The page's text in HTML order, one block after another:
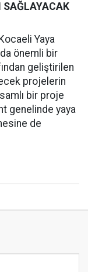
SAĞLAYACAK
Yaya
önemli bir
geliştirilen
projelerin
bir proje
genelinde yaya
de